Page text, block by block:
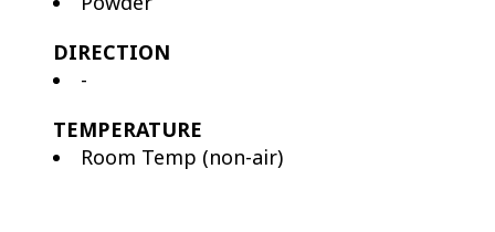
DIRECTION
-
TEMPERATURE
Room Temp (non-air)